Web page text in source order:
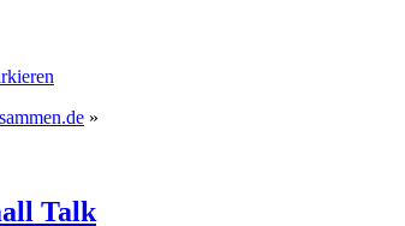
»
Talk